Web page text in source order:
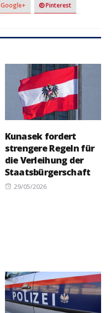
Google+ Pinterest
Kunasek fordert
strengere Regeln für
die Verleihung der
Staatsbürgerschaft
Posted
29/05/2026